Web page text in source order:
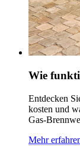
Wie
Entdecken
kosten und
Gas-
Mehr